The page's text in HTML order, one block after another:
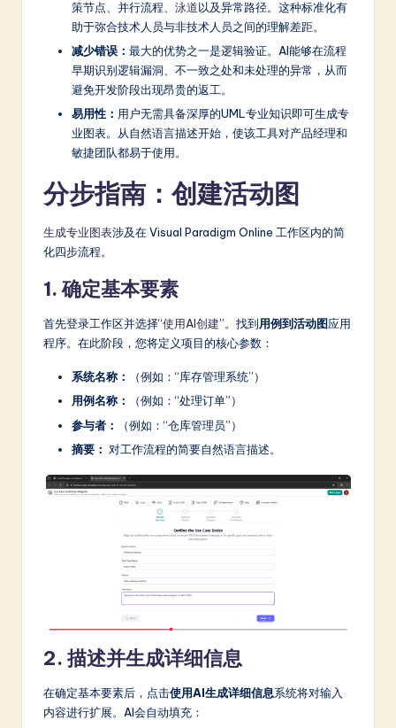
策节点、并行流程、 泳道以及异常路径。这种标准化有
助于弥合技术人员与非技术人员之间的理解差距。
减少错误： 最大的优势之一是逻辑验证。AI能够在流程
早期识别逻辑漏洞、不一致之处和未处理的异常，从而
避免开发阶段出现昂贵的返工。
易用性： 用户无需具备深厚的UML专业知识即可生成专
业图表。从自然语言描述开始，使该工具对产品经理和
敏捷团队都易于使用。
分步指南：创建活动图
生成专业图表涉及在 Visual Paradigm Online 工作区内的简
化四步流程。
1. 确定基本要素
首先登录工作区并选择“使用AI创建”。找到用例到活动图应用
程序。在此阶段，您将定义项目的核心参数：
系统名称：
（例如：“库存管理系统”）
用例名称：
（例如：“处理订单”）
参与者：
（例如：“仓库管理员”）
摘要： 对工作流程的简要自然语言描述。
2. 描述并生成详细信息
在确定基本要素后，点击使用AI生成详细信息系统将对输入
内容进行扩展。AI会自动填充：